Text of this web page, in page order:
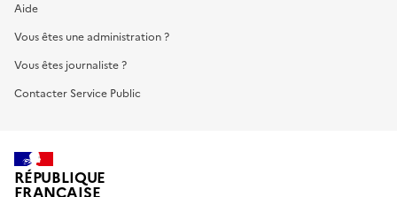
Aide
Vous êtes une administration ?
Vous êtes journaliste ?
Contacter Service Public
RÉPUBLIQUE